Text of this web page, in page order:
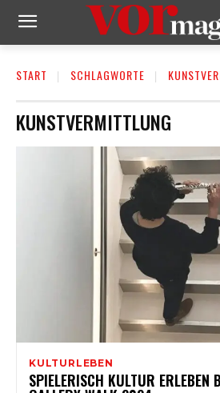
START SCHLAGWORTE
KUNSTVERMITTLUNG
KULTURLEBEN
SPIELERISCH KULTUR ERLEBEN